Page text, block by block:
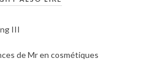
III
de Mr en cosmétiques